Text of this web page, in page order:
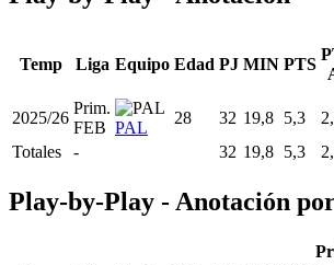
Temp Liga Equipo Edad PJ MIN PTS
2025/26
Prim.
FEB PAL
28 32 19,8 5,3
Totales
- 32 19,8 5,3
Play-by-Play - Anotación